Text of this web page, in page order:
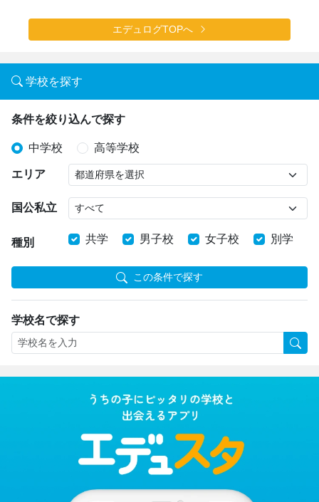
エデュログTOPへ
学校を探す
条件を絞り込んで探す
中学校 高等学校
エリア
国公私立
種別 共学 男子校 女子校 別学
この条件で探す
学校名で探す